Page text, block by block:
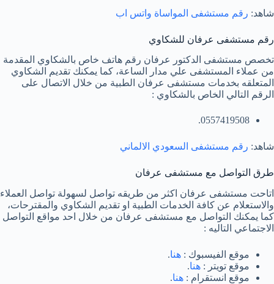
شاهد: رقم مستشفى المواساة واتس اب
رقم مستشفى عرفان للشكاوي
تخصص مستشفى الدكتور عرفان رقم هاتف خاص بالشكاوي المقدمة
من عملاء المستشفى علي مدار الساعة، كما يمكنك تقديم الشكاوي
المتعلقه بخدمات مستشفى عرفان الطبية من خلال الاتصال على
الرقم التالي الخاص بالشكاوي :
0557419508.
شاهد: رقم مستشفى السعودي الالماني
طرق التواصل مع مستشفى عرفان
اتاحت مستشفى عرفان اكثر من طريقه تواصل لسهولة تواصل العملاء
والاستعلام عن كافة الخدمات الطبية او تقديم الشكاوي والمقترحات،
كما يمكنك التواصل مع مستشفى عرفان من خلال احد مواقع التواصل
الاجتماعي التاليه :
موقع الفيسبوك : هنا.
موقع تويتر : هنا.
موقع انستقرام : هنا.